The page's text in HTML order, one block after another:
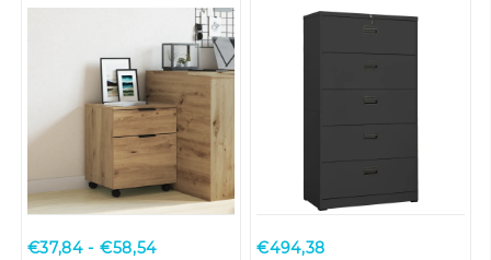
hout bruineiken
€37,84 - €58,54Prijsklasse:
antracietkleurig
€494,38